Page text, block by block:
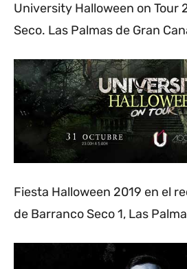
University Halloween on Tour
Seco. Las Palmas de Gran
Fiesta Halloween 2019 en el
de Barranco Seco 1, Las